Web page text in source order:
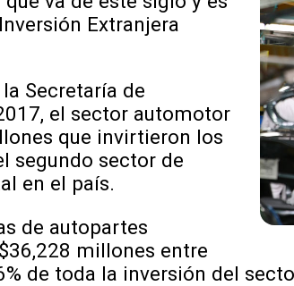
Extranjera
Secretaría de
el sector automotor
que invirtieron los
segundo sector de
en el país.
de autopartes
millones entre
de toda la inversión del